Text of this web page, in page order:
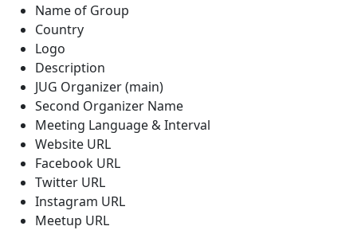
Name of Group
Country
Logo
Description
JUG Organizer (main)
Second Organizer Name
Meeting Language & Interval
Website URL
Facebook URL
Twitter URL
Instagram URL
Meetup URL